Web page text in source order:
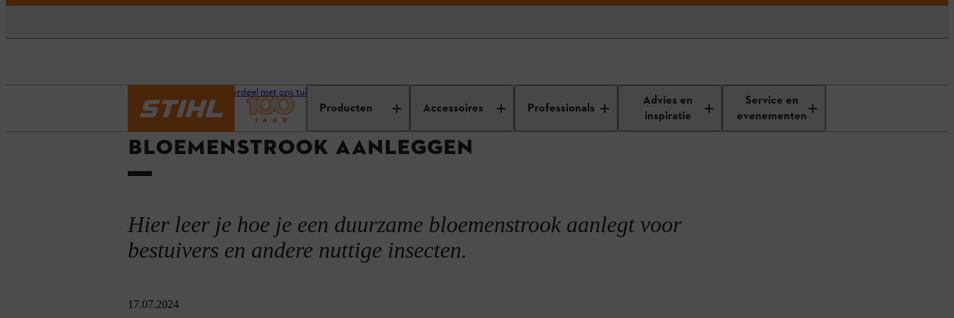
Producten Accessoires Professionals
Advies en
inspiratie
Service en
evenementen
Doe je voordeel met ons tuinadvies Bloemenstrook aanleggen
BLOEMENSTROOK AANLEGGEN
Hier leer je hoe je een duurzame bloemenstrook aanlegt voor
bestuivers en andere nuttige insecten.
17.07.2024